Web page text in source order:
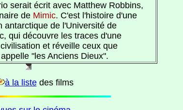
serait écrit avec Matthew Robbins,
de Mimic. C'est l'histoire d'une
antarctique de l'Université de
qui découvre les traces d'une
et réveille ceux que
"les Anciens Dieux".
à la listedes films